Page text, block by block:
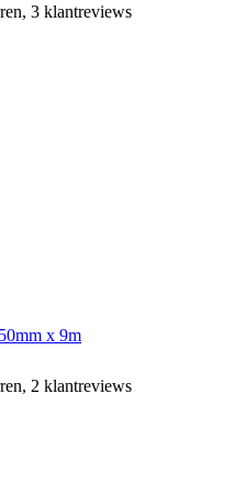
3 klantreviews
x 9m
2 klantreviews